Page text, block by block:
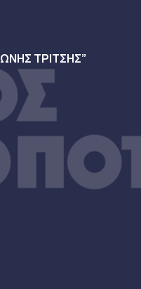
ΤΡΙΤΣΗΣ”